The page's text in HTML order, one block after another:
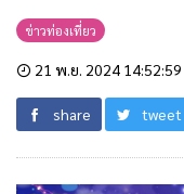
ข่าวท่องเที่ยว
21 พ.ย. 2024 14:52:59
share tweet